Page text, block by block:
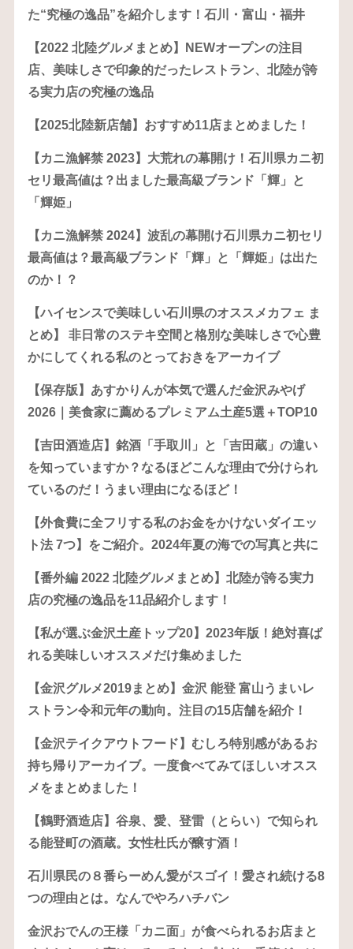
た“究極の逸品”を紹介します！石川・富山・福井
【2022 北陸グルメまとめ】NEWオープンの注目
店、美味しさで印象的だったレストラン、北陸が誇
る実力店の究極の逸品
【2025北陸新店舗】おすすめ11店まとめました！
【カニ漁解禁 2023】大荒れの幕開け！石川県カニ初
セリ最高値は？出ました最高級ブランド「輝」と
「輝姫」
【カニ漁解禁 2024】波乱の幕開け石川県カニ初セリ
最高値は？最高級ブランド「輝」と「輝姫」は出た
のか！？
【ハイセンスで美味しい石川県のオススメカフェ ま
とめ】 非日常のステキ空間と格別な美味しさで心豊
かにしてくれる私のとっておきをアーカイブ
【保存版】あすかりんが本気で選んだ金沢みやげ
2026｜美食家に薦めるプレミアム土産5選＋TOP10
【吉田酒造店】銘酒「手取川」と「吉田蔵」の違い
を知っていますか？なるほどこんな理由で分けられ
ているのだ！うまい理由になるほど！
【外食費に全フリする私のお金をかけないダイエッ
ト法 7つ】をご紹介。2024年夏の海での写真と共に
【番外編 2022 北陸グルメまとめ】北陸が誇る実力
店の究極の逸品を11品紹介します！
【私が選ぶ金沢土産トップ20】2023年版！絶対喜ば
れる美味しいオススメだけ集めました
【金沢グルメ2019まとめ】金沢 能登 富山うまいレ
ストラン令和元年の動向。注目の15店舗を紹介！
【金沢テイクアウトフード】むしろ特別感があるお
持ち帰りアーカイブ。一度食べてみてほしいオスス
メをまとめました！
【鶴野酒造店】谷泉、愛、登雷（とらい）で知られ
る能登町の酒蔵。女性杜氏が醸す酒！
石川県民の８番らーめん愛がスゴイ！愛され続ける8
つの理由とは。なんでやろハチバン
金沢おでんの王様「カニ面」が食べられるお店まと